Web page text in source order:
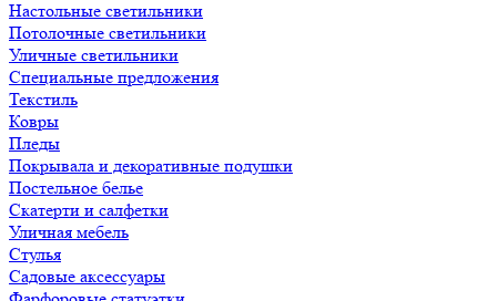
Настольные светильники
Потолочные светильники
Уличные светильники
Специальные предложения
Текстиль
Ковры
Пледы
Покрывала и декоративные подушки
Постельное белье
Скатерти и салфетки
Уличная мебель
Стулья
Садовые аксессуары